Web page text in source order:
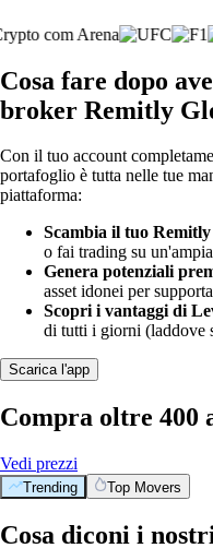
Cosa fare dopo
broker Remitly
Con il tuo account
portafoglio è tutta nelle tue
piattaforma:
Scambia il tuo
o fai trading su
Genera potenziali
asset idonei per
Scopri i vantaggi di
di tutti i giorni (laddove
Scarica l'app
Compra oltre 400
Vedi prezzi
Trending Top Movers
Cosa diconi i